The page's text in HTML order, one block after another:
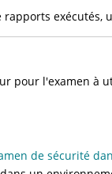
exécutés,
pour l'examen à
de sécurité